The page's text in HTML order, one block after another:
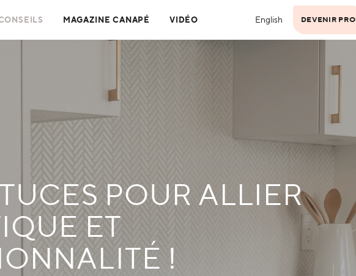
MAGAZINE CANAPÉ VIDÉO English DEVENIR PRO
POUR ALLIER
ET
!